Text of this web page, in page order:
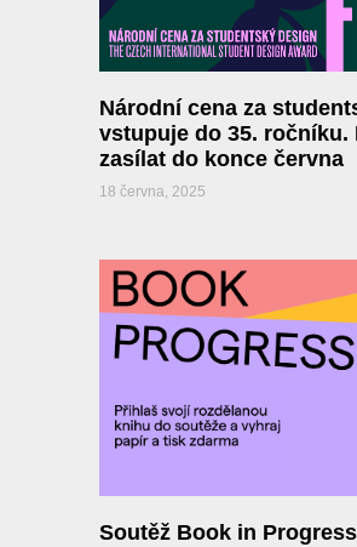
Národní cena za
vstupuje do 35. ročníku.
zasílat do konce června
18 června, 2025
Soutěž Book in